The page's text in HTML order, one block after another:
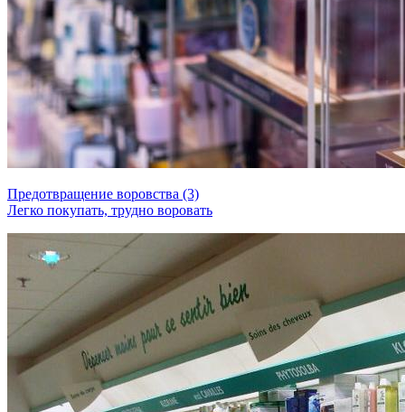
Предотвращение воровства (3)
Легко покупать, трудно воровать